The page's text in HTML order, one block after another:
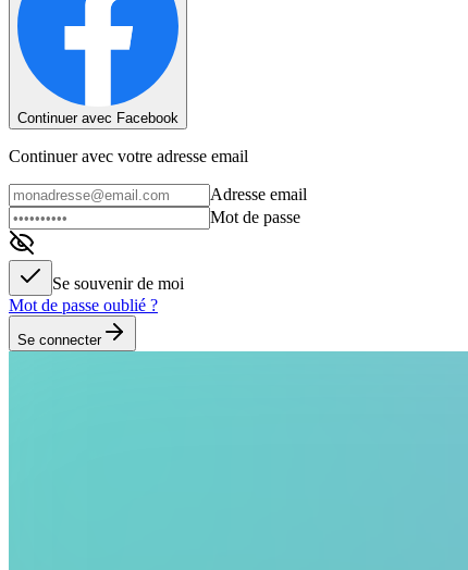
Continuer avec Facebook
Continuer avec votre adresse email
Adresse email
Mot de passe
Se souvenir de moi
Mot de passe oublié ?
Se connecter